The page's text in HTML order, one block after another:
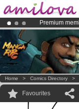
Premium
Already
Amilova
Home > Comics Directory >
Favourites